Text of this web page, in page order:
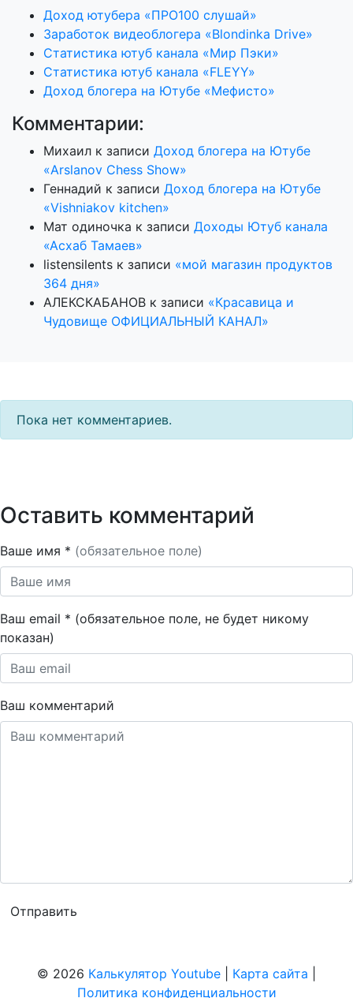
Доход ютубера «ПРО100 слушай»
Заработок видеоблогера «Blondinka Drive»
Статистика ютуб канала «Мир Пэки»
Статистика ютуб канала «FLEYY»
Доход блогера на Ютубе «Мефисто»
Комментарии:
Михаил к записи Доход блогера на Ютубе
«Arslanov Chess Show»
Геннадий к записи Доход блогера на Ютубе
«Vishniakov kitchen»
Мат одиночка к записи Доходы Ютуб канала
«Асхаб Тамаев»
listensilents к записи «мой магазин продуктов
364 дня»
АЛЕКСКАБАНОВ к записи «Красавица и
Чудовище ОФИЦИАЛЬНЫЙ КАНАЛ»
Пока нет комментариев.
Оставить комментарий
Ваше имя * (обязательное поле)
Ваш email * (обязательное поле, не будет никому
показан)
Ваш комментарий
© 2026 Калькулятор Youtube Карта сайта
Политика конфиденциальности